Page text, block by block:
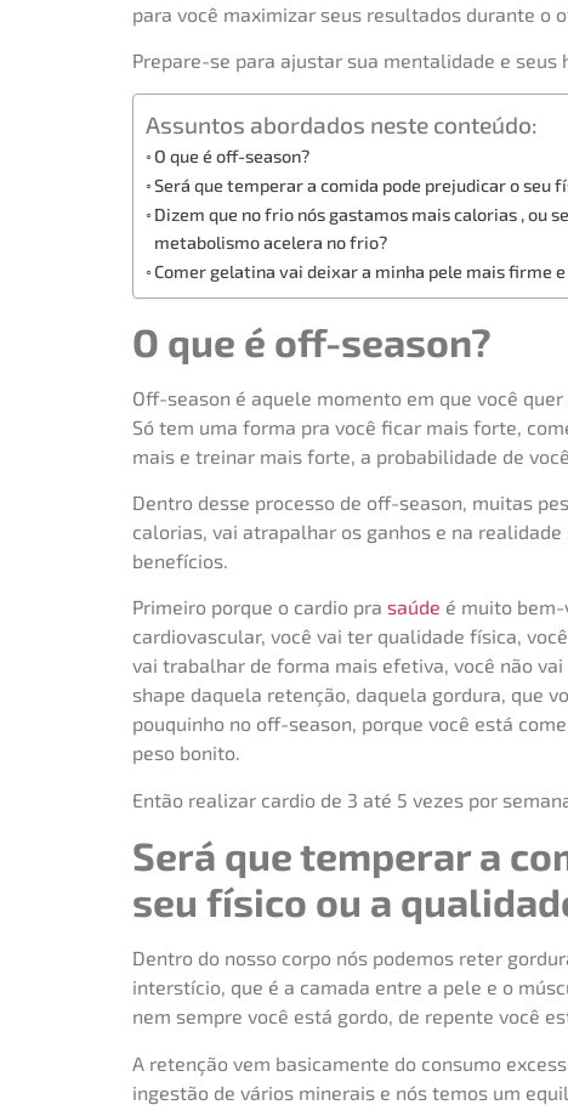
para você maximizar seus resultados durante o
Prepare-se para ajustar sua mentalidade e
Assuntos abordados neste conteúdo:
O que é off-season?
Será que temperar a comida pode prejudicar o seu
Dizem que no frio nós gastamos mais calorias , ou
metabolismo acelera no frio?
Comer gelatina vai deixar a minha pele mais firme
O que é off-season?
Off-season é aquele momento em que você
Só tem uma forma pra você ficar mais forte,
mais e treinar mais forte, a probabilidade de
Dentro desse processo de off-season, muitas
calorias, vai atrapalhar os ganhos e na
benefícios.
Primeiro porque o cardio pra saúde é muito
cardiovascular, você vai ter qualidade física,
vai trabalhar de forma mais efetiva, você não
shape daquela retenção, daquela gordura, que
pouquinho no off-season, porque você está
peso bonito.
Então realizar cardio de 3 até 5 vezes por
Será que temperar a
seu físico ou a
Dentro do nosso corpo nós podemos reter
interstício, que é a camada entre a pele e o
nem sempre você está gordo, de repente você
A retenção vem basicamente do consumo
ingestão de vários minerais e nós temos um